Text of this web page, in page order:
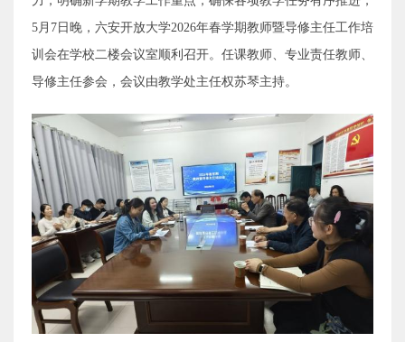
5月7日晚，六安开放大学2026年春学期教师暨导修主任工作培
训会在学校二楼会议室顺利召开。任课教师、专业责任教师、
导修主任参会，会议由教学处主任权苏琴主持。